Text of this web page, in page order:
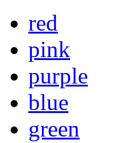
red
pink
purple
blue
green